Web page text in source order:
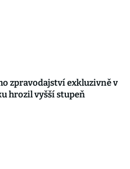
zpravodajství exkluzivně v
hrozil vyšší stupeň